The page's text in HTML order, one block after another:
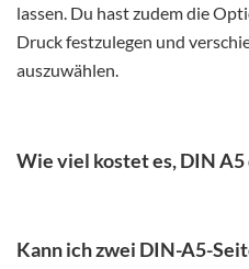
lassen. Du hast zudem die
Druck festzulegen und
auszuwählen.
Wie viel kostet es, DIN A5
Kann ich zwei DIN-A5-